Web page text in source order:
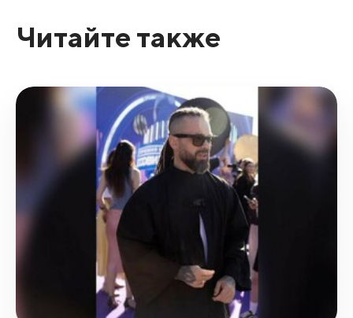
Читайте также